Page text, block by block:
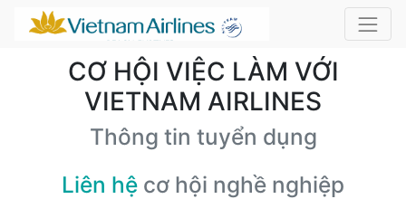
CƠ HỘI VIỆC LÀM VỚI
VIETNAM AIRLINES
Thông tin tuyển dụng
Liên hệ cơ hội nghề nghiệp